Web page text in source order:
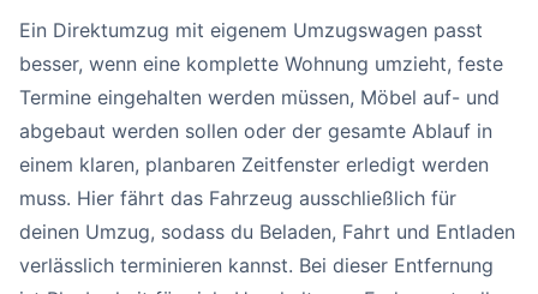
Ein Direktumzug mit eigenem Umzugswagen passt
besser, wenn eine komplette Wohnung umzieht, feste
Termine eingehalten werden müssen, Möbel auf- und
abgebaut werden sollen oder der gesamte Ablauf in
einem klaren, planbaren Zeitfenster erledigt werden
muss. Hier fährt das Fahrzeug ausschließlich für
deinen Umzug, sodass du Beladen, Fahrt und Entladen
verlässlich terminieren kannst. Bei dieser Entfernung